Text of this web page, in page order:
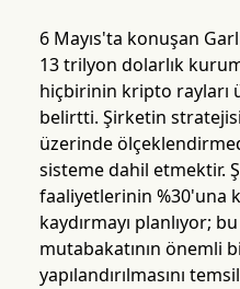
6 Mayıs'ta konuşan
13 trilyon dolarlık
hiçbirinin kripto rayları
belirtti. Şirketin
üzerinde
sisteme dahil etmektir.
faaliyetlerinin %30'una
kaydırmayı planlıyor;
mutabakatının önemli
yapılandırılmasını